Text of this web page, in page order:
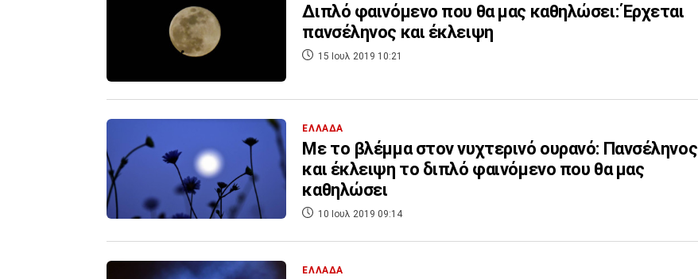
Διπλό φαινόμενο που θα μας καθηλώσει: Έρχεται
πανσέληνος και έκλειψη
15 Ιουλ 2019 10:21
ΕΛΛΑΔΑ
Με το βλέμμα στον νυχτερινό ουρανό: Πανσέληνος
και έκλειψη το διπλό φαινόμενο που θα μας
καθηλώσει
10 Ιουλ 2019 09:14
ΕΛΛΑΔΑ